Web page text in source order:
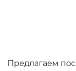
Предлагаем